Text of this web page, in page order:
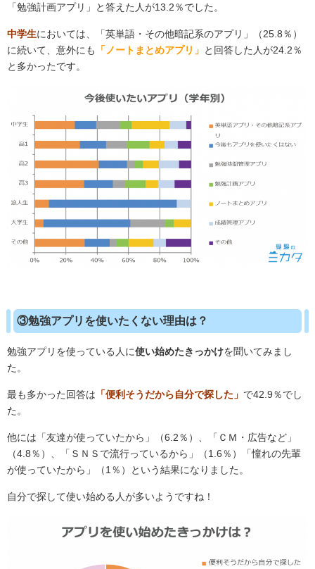
「勉強計画アプリ」と答えた人が13.2％でした。
中学生においては、
「英単語・その他暗記系のアプリ」（25.8％）
に続いて、意外にも
「ノートまとめアプリ」 と回答した人が24.2％
と多かったです。
③勉強アプリを使いたくない理由は？
勉強アプリを使っている人に使い始めたきっかけを聞いてみまし
た。
最も多かった回答は 「便利そうだから自分で探した」 で42.9％でし
た。
他には「友達が使っていたから」（6.2％）、「ＣＭ・広告など」
（4.8％）、「ＳＮＳで流行っているから」（1.6％）「憧れの先輩
が使っていたから」（1％）という結果になりました。
自分で探して使い始める人が多いようですね！